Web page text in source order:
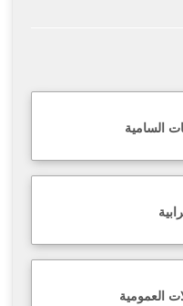
السامية
العمومية